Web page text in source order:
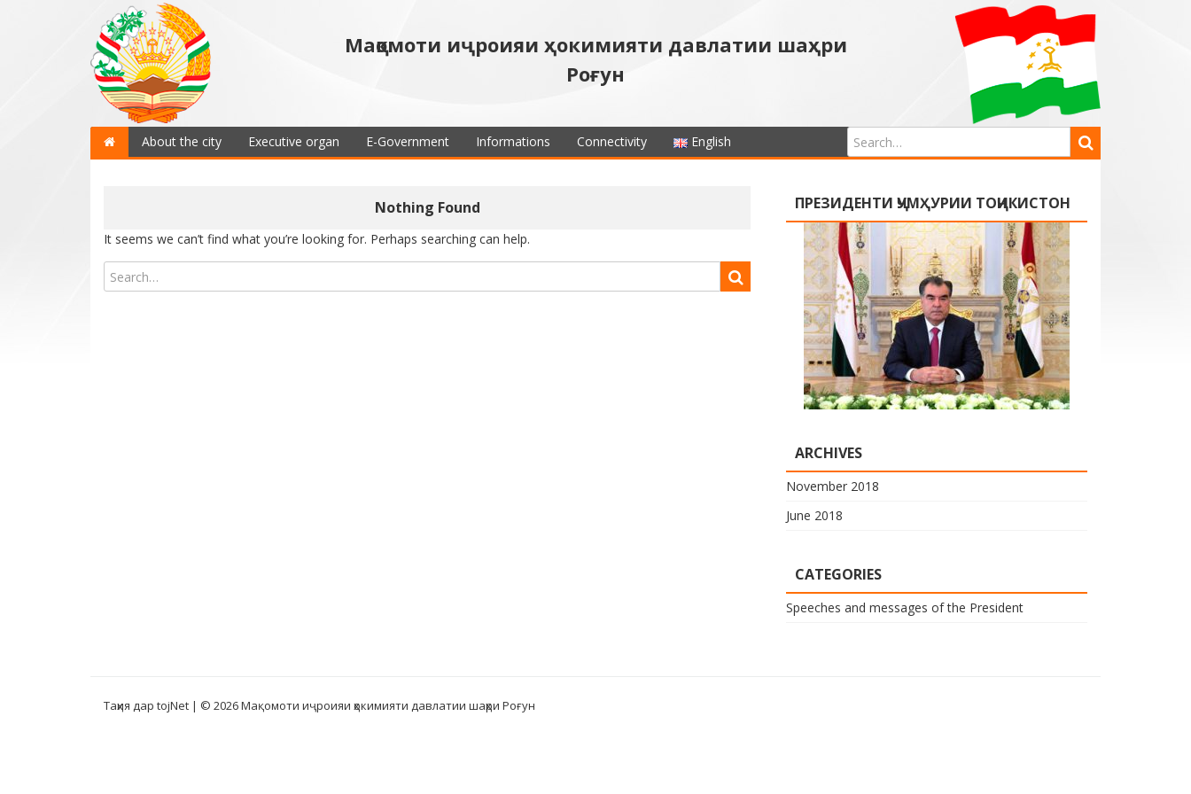
Мақомоти иҷроияи ҳокимияти давлатии шаҳри
Роғун
About the city Executive organ E-Government Informations Connectivity English
Nothing Found
It seems we can’t find what you’re looking for. Perhaps searching can help.
ПРЕЗИДЕНТИ ҶУМҲУРИИ ТОҶИКИСТОН
ARCHIVES
November 2018
June 2018
CATEGORIES
Speeches and messages of the President
Таҳия дар tojNet | © 2026 Мақомоти иҷроияи ҳокимияти давлатии шаҳри Роғун